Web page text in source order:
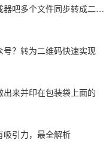
吧多个文件同步转成二维
？转为二维码快速实现
来并印在包装袋上面的
引力，最全解析